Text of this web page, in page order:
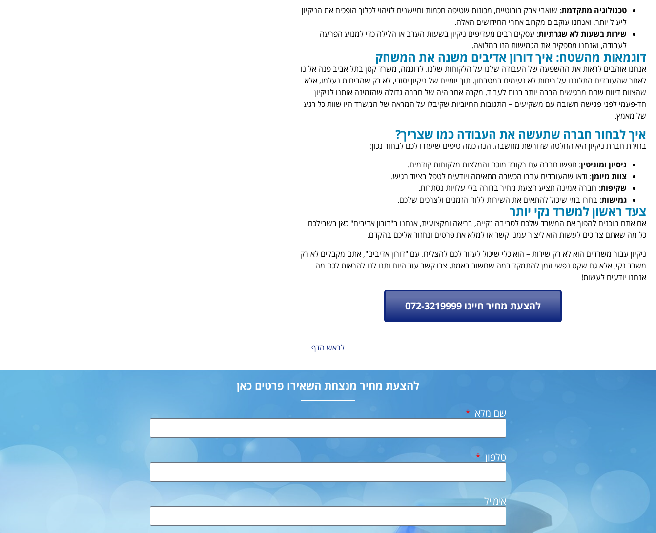
טכנולוגיה מתקדמת: שואבי אבק רובוטיים, מכונות שטיפה חכמות וחיישנים לזיהוי לכלוך הופכים את הניקיון
ליעיל יותר, ואנחנו עוקבים מקרוב אחרי החידושים האלה.
שירות בשעות לא שגרתיות: עסקים רבים מעדיפים ניקיון בשעות הערב או הלילה כדי למנוע הפרעה
לעבודה, ואנחנו מספקים את הגמישות הזו במלואה.
דוגמאות מהשטח: איך דורון אדיבים משנה את המשחק
אנחנו אוהבים לראות את ההשפעה של העבודה שלנו על הלקוחות שלנו. לדוגמה, משרד קטן בתל אביב פנה אלינו
לאחר שהעובדים התלוננו על ריחות לא נעימים במטבחון. תוך יומיים של ניקיון יסודי, לא רק שהריחות נעלמו, אלא
שהצוות דיווח שהם מרגישים הרבה יותר בנוח לעבוד. מקרה אחר היה של חברה גדולה שהזמינה אותנו לניקיון
חד-פעמי לפני פגישה חשובה עם משקיעים – התגובות החיוביות שקיבלו על המראה של המשרד היו שוות כל רגע
של מאמץ.
איך לבחור חברה שתעשה את העבודה כמו שצריך?
בחירת חברת ניקיון היא החלטה שדורשת מחשבה. הנה כמה טיפים שיעזרו לכם לבחור נכון:
ניסיון ומוניטין: חפשו חברה עם רקורד מוכח והמלצות מלקוחות קודמים.
צוות מיומן: ודאו שהעובדים עברו הכשרה מתאימה ויודעים לטפל בציוד רגיש.
שקיפות: חברה אמינה תציע הצעת מחיר ברורה בלי עלויות נסתרות.
גמישות: בחרו במי שיכול להתאים את השירות ללוח הזמנים ולצרכים שלכם.
צעד ראשון למשרד נקי יותר
אם אתם מוכנים להפוך את המשרד שלכם לסביבה נקייה, בריאה ומקצועית, אנחנו ב"דורון אדיבים" כאן בשבילכם.
כל מה שאתם צריכים לעשות הוא ליצור עמנו קשר או למלא את פרטים ונחזור אליכם בהקדם.
ניקיון עבור משרדים הוא לא רק שירות – הוא כלי שיכול לעזור לכם להצליח. עם "דורון אדיבים", אתם מקבלים לא רק
משרד נקי, אלא גם שקט נפשי וזמן להתמקד במה שחשוב באמת. צרו קשר עוד היום ותנו לנו להראות לכם מה
אנחנו יודעים לעשות!
להצעת מחיר חייגו 072-3219999
לראש הדף
להצעת מחיר מנצחת השאירו פרטים כאן
שם מלא
טלפון
אימייל